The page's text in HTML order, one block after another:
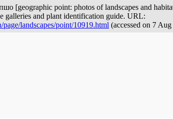
[geographic point: photos of landscapes and
galleries and plant identification guide. URL:
landscapes/point/10919.html (accessed on 7